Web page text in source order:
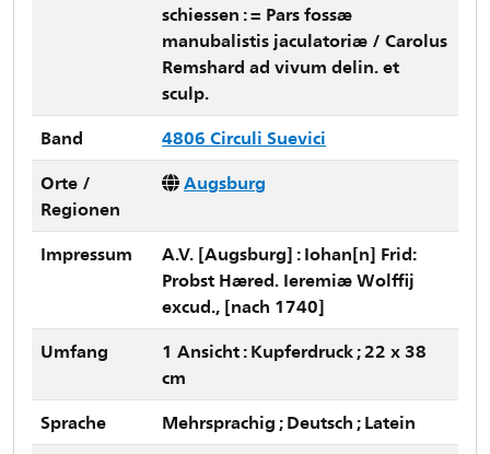
schiessen : = Pars fossæ
manubalistis jaculatoriæ / Carolus
Remshard ad vivum delin. et
sculp.
Band
4806 Circuli Suevici
Orte /
Regionen
Augsburg
Impressum
A.V. [Augsburg] : Iohan[n] Frid:
Probst Hæred. Ieremiæ Wolffij
excud., [nach 1740]
Umfang
1 Ansicht : Kupferdruck ; 22 x 38
cm
Sprache
Mehrsprachig ; Deutsch ; Latein